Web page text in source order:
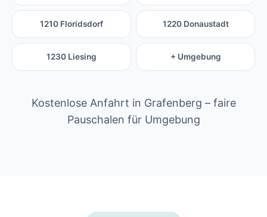
1210 Floridsdorf 1220 Donaustadt
1230 Liesing + Umgebung
Kostenlose Anfahrt in Grafenberg – faire
Pauschalen für Umgebung